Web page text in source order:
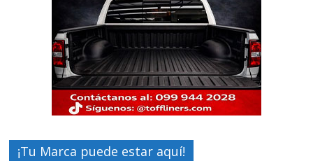
¡Tu Marca puede estar aquí!